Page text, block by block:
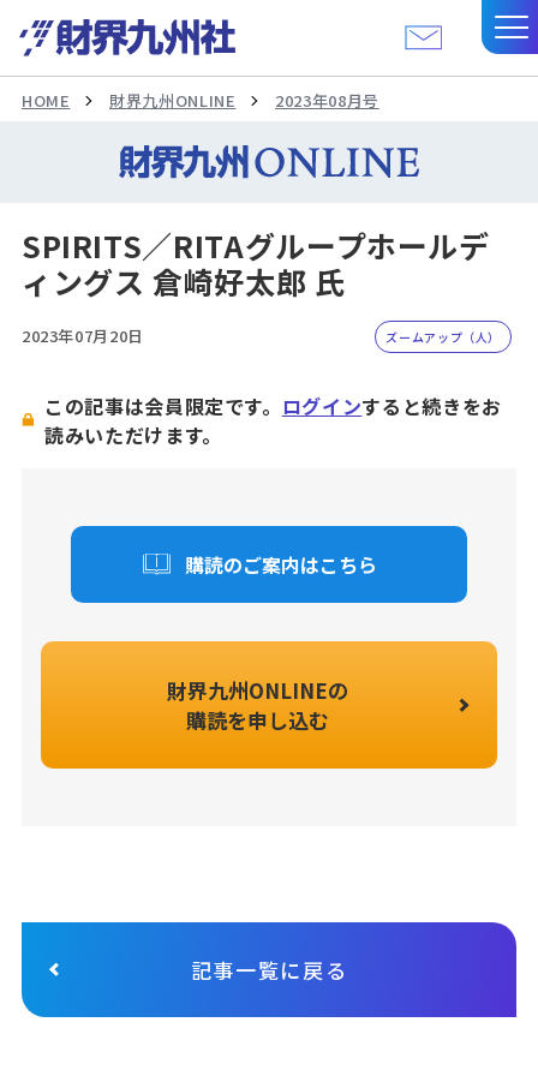
HOME 財界九州ONLINE 2023年08月号
SPIRITS／RITAグループホールデ
ィングス 倉崎好太郎 氏
2023年07月20日 ズームアップ（人）
この記事は会員限定です。 ログインすると続きをお
読みいただけます。
購読のご案内はこちら
財界九州ONLINEの
購読を申し込む
記事一覧に戻る